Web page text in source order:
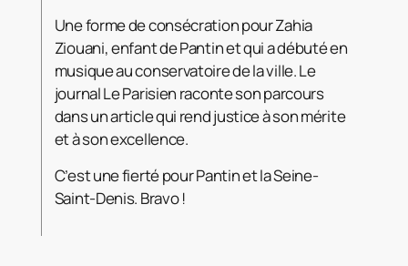
Une forme de consécration pour Zahia
Ziouani, enfant de Pantin et qui a débuté en
musique au conservatoire de la ville. Le
journal Le Parisien raconte son parcours
dans un article qui rend justice à son mérite
et à son excellence.
C’est une fierté pour Pantin et la Seine-
Saint-Denis. Bravo !